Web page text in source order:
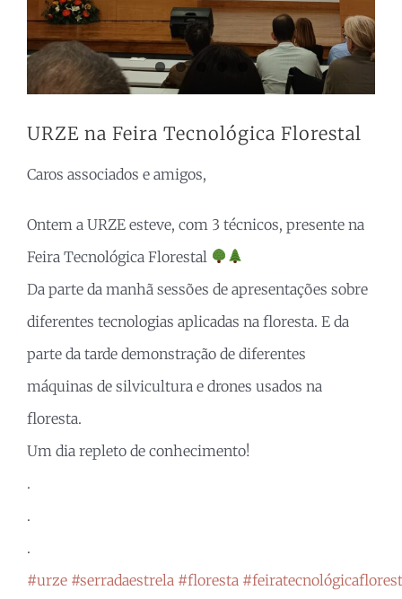
URZE na Feira Tecnológica Florestal
Caros associados e amigos,
Ontem a URZE esteve, com 3 técnicos, presente na
Feira Tecnológica Florestal
Da parte da manhã sessões de apresentações sobre
diferentes tecnologias aplicadas na floresta. E da
parte da tarde demonstração de diferentes
máquinas de silvicultura e drones usados na
floresta.
Um dia repleto de conhecimento!
.
.
.
#urze #serradaestrela #floresta